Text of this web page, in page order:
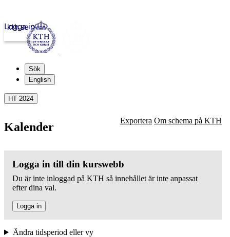
kth.se
Logga in
Sök
English
HT 2024
Kalender Exportera Om schema på KTH
Logga in till din kurswebb
Du är inte inloggad på KTH så innehållet är inte anpassat
efter dina val.
Logga in
Ändra tidsperiod eller vy